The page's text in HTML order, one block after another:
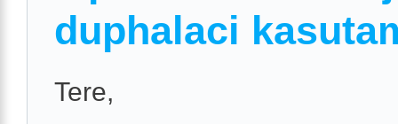
duphalaci
Tere,